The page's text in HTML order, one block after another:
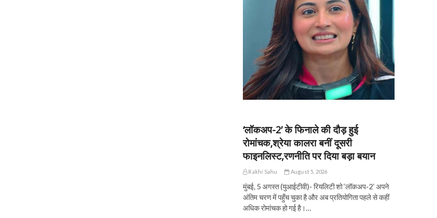
‘लॉकअप-2’ के फिनाले की दौड़ हुई
रोमांचक,श्रेया कालरा बनीं दूसरी
फाइनलिस्ट,रणनीति पर दिया बड़ा बयान
Rakhi Sahu August 5, 2026
मुंबई, 5 अगस्त (युआईटीवी)- रियलिटी शो ‘लॉकअप-2’ अपने
अंतिम चरण में पहुँच चुका है और अब प्रतियोगिता पहले से कहीं
अधिक रोमांचक हो गई है।…